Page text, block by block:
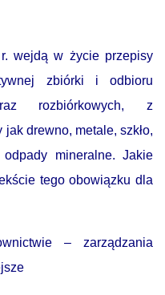
wejdą w życie przepisy
zbiórki i odbioru
rozbiórkowych, z
drewno, metale, szkło,
mineralne. Jakie
tego obowiązku dla
– zarządzania